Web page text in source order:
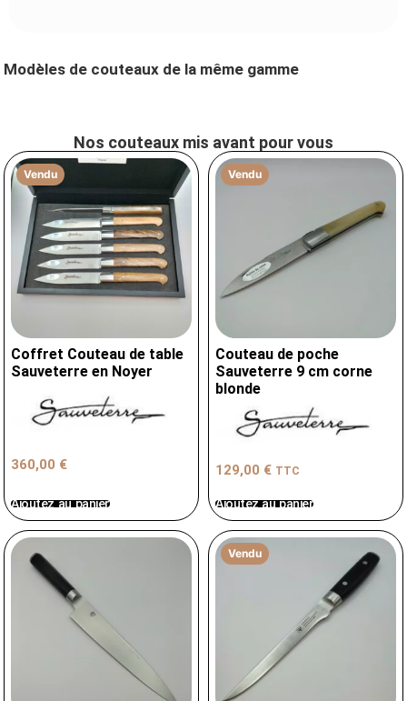
Modèles de couteaux de la même gamme
Nos couteaux mis avant pour vous
Vendu
Coffret Couteau de table
Sauveterre en Noyer
360,00 €
Ajoutez au panier
Vendu
Couteau de poche
Sauveterre 9 cm corne
blonde
129,00 € TTC
Ajoutez au panier
Vendu